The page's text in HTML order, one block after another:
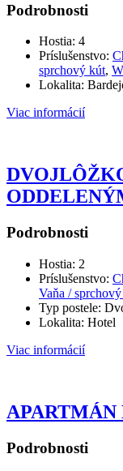
Podrobnosti
Hostia: 4
Príslušenstvo:
sprchový kút,
Lokalita:
Viac informácií
Podrobnosti
Hostia: 2
Príslušenstvo:
Vaňa /
Typ postele:
Lokalita: Hotel
Viac informácií
Podrobnosti